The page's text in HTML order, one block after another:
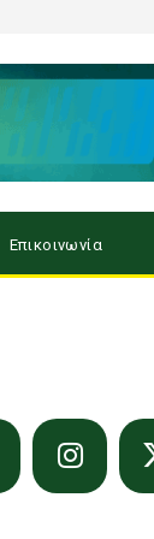
Επικοινωνία